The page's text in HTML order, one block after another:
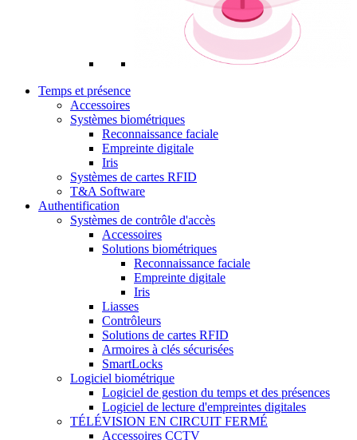
Temps et présence
Accessoires
Systèmes biométriques
Reconnaissance faciale
Empreinte digitale
Iris
Systèmes de cartes RFID
T&A Software
Authentification
Systèmes de contrôle d'accès
Accessoires
Solutions biométriques
Reconnaissance faciale
Empreinte digitale
Iris
Liasses
Contrôleurs
Solutions de cartes RFID
Armoires à clés sécurisées
SmartLocks
Logiciel biométrique
Logiciel de gestion du temps et des présences
Logiciel de lecture d'empreintes digitales
TÉLÉVISION EN CIRCUIT FERMÉ
Accessoires CCTV